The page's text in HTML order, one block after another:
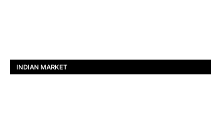
INDIAN MARKET